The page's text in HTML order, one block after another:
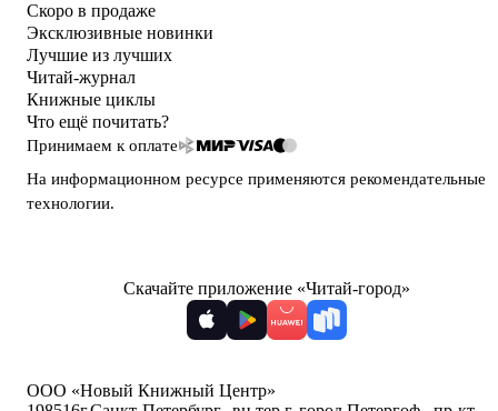
Скоро в продаже
Эксклюзивные новинки
Лучшие из лучших
Читай-журнал
Книжные циклы
Что ещё почитать?
Принимаем к оплате
На информационном ресурсе применяются рекомендательные
технологии.
Скачайте приложение «Читай-город»
ООО «Новый Книжный Центр»